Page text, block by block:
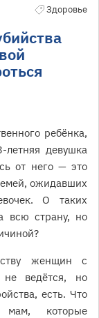
Здоровье
ребёнка,
девушка
от него — это
ожидавших
О таких
всю страну, но
женщин с
не ведётся, но
есть. Что
мам, которые